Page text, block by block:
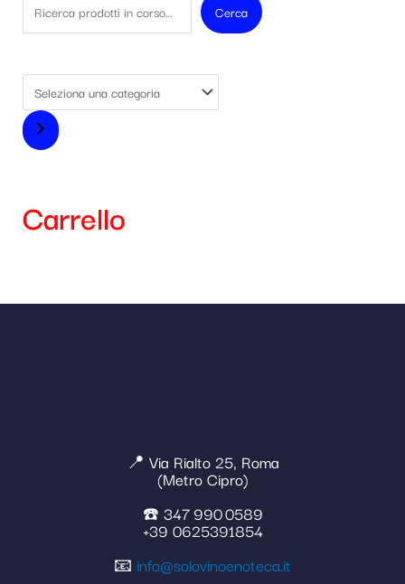
Cerca
Carrello
📍 Via Rialto 25, Roma
(Metro Cipro)
☎️ 347 990 0589
+39 0625391854
📧 info@solovinoenoteca.it